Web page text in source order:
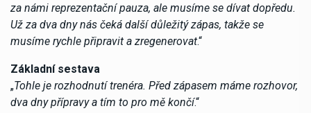
za námi reprezentační pauza, ale musíme se dívat dopředu.
Už za dva dny nás čeká další důležitý zápas, takže se
musíme rychle připravit a zregenerovat.“
Základní sestava
„Tohle je rozhodnutí trenéra. Před zápasem máme rozhovor,
dva dny přípravy a tím to pro mě končí.“